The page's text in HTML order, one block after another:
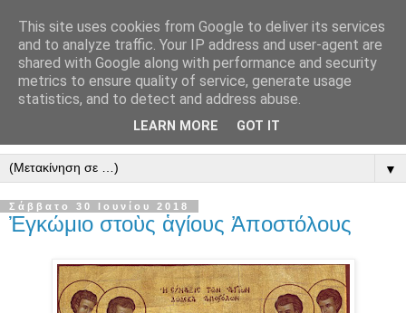
" Εξομολογεῖσθε τῶ Κυρίῳ
"
ὃτι ἀγαθός, ὃτι εἰς τόν αἰῶνα τό ἔλεος αὐτοῦ. Αλληλούϊα.
▼
Σάββατο 30 Ιουνίου 2018
Ἐγκώμιο στοὺς ἁγίους Ἀποστόλους
This site uses cookies from Google to deliver its services
and to analyze traffic. Your IP address and user-agent are
shared with Google along with performance and security
metrics to ensure quality of service, generate usage
statistics, and to detect and address abuse.
LEARN MORE GOT IT